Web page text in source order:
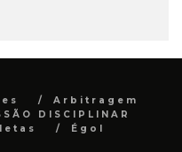
Arbitragem
DISCIPLINAR
Égol